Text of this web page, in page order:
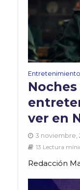
Entretenimiento
Noches
ver en
3 noviembre,
13 Lectura
Redacción